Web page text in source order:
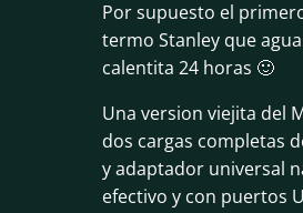
Por supuesto el
termo Stanley que
calentita 24 horas 🙂
Una version viejita del
dos cargas completas
y adaptador universal
efectivo y con puertos